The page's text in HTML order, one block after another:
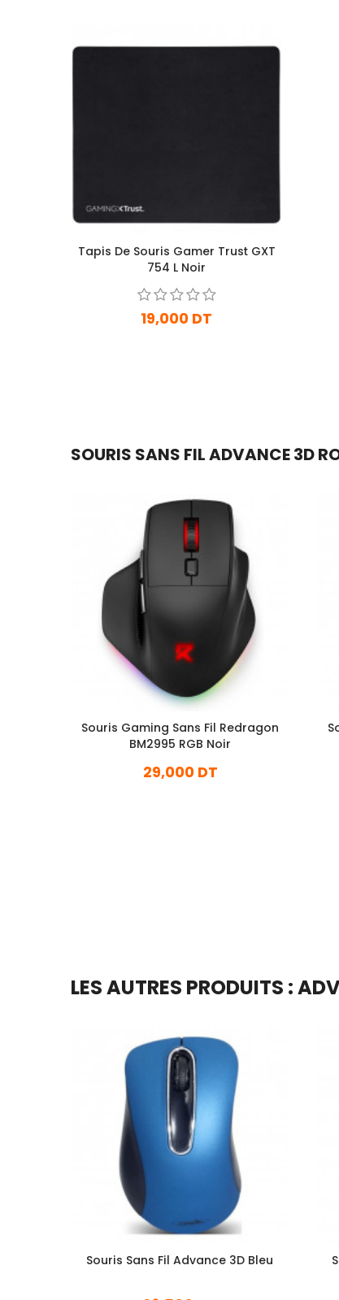
Tapis De Souris Gamer Trust GXT
754 L Noir
19,000 DT
SOURIS SANS FIL ADVANCE 3D
Souris Gaming Sans Fil Redragon
BM2995 RGB Noir
29,000 DT
LES AUTRES PRODUITS :
Souris Sans Fil Advance 3D Bleu